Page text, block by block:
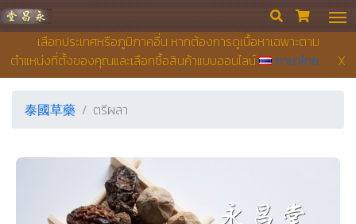
เลือกประเทศหรือภูมิภาคอื่น หากต้องการดูเนื้อหาเฉพาะตาม
ตำแหน่งที่ตั้งของคุณและเลือกซื้อสินค้าแบบออนไลน์
ภาษาไทย X
永昌堂藥店  
泰國草藥 ตรีผลา